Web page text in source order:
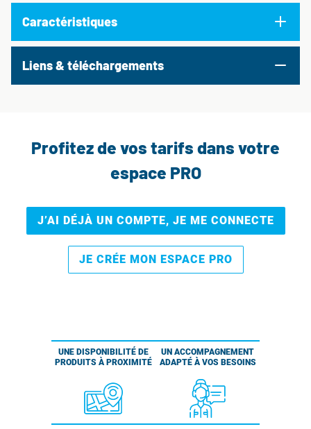
Caractéristiques
Liens & téléchargements
Profitez de vos tarifs dans votre
espace PRO
J’AI DÉJÀ UN COMPTE, JE ME CONNECTE
JE CRÉE MON ESPACE PRO
UNE DISPONIBILITÉ DE
PRODUITS À PROXIMITÉ
UN ACCOMPAGNEMENT
ADAPTÉ À VOS BESOINS